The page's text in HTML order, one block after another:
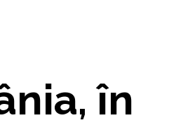
în